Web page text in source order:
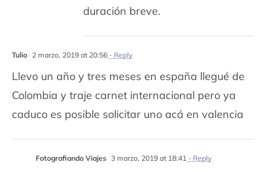
duración breve.
Tulio 2 marzo, 2019 at 20:56- Reply
Llevo un año y tres meses en españa llegué de
Colombia y traje carnet internacional pero ya
caduco es posible solicitar uno acá en valencia
Fotografiando Viajes 3 marzo, 2019 at 18:41- Reply